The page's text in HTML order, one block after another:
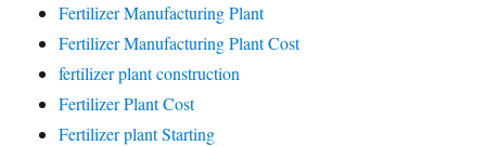
Fertilizer Manufacturing Plant
Fertilizer Manufacturing Plant Cost
fertilizer plant construction
Fertilizer Plant Cost
Fertilizer plant Starting